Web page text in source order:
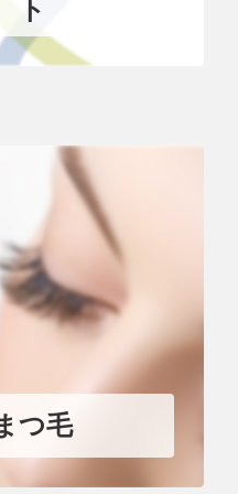
ト
つ毛